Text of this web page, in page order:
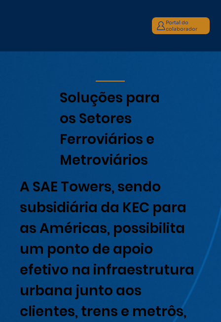
Portal do
colaborador
A SAE Towers, sendo
subsidiária da KEC para
as Américas, possibilita
um ponto de apoio
efetivo na infraestrutura
urbana junto aos
clientes, trens e metrôs,
Soluções para
os Setores
Ferroviários e
Metroviários